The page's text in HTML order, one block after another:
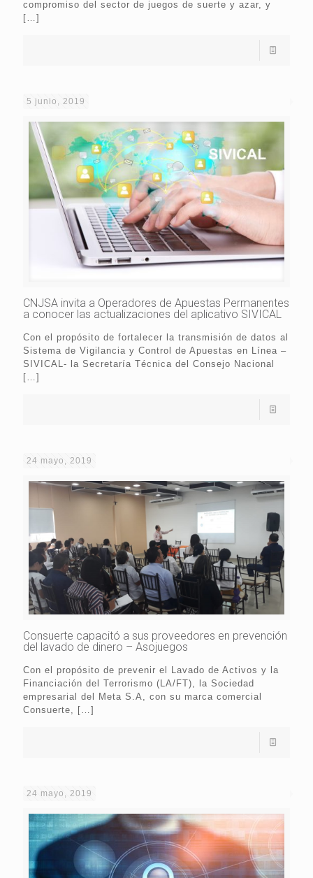
compromiso del sector de juegos de suerte y azar, y
[…]
5 junio, 2019
CNJSA invita a Operadores de Apuestas Permanentes
a conocer las actualizaciones del aplicativo SIVICAL
Con el propósito de fortalecer la transmisión de datos al
Sistema de Vigilancia y Control de Apuestas en Línea –
SIVICAL- la Secretaría Técnica del Consejo Nacional
[…]
24 mayo, 2019
Consuerte capacitó a sus proveedores en prevención
del lavado de dinero – Asojuegos
Con el propósito de prevenir el Lavado de Activos y la
Financiación del Terrorismo (LA/FT), la Sociedad
empresarial del Meta S.A, con su marca comercial
Consuerte, […]
24 mayo, 2019